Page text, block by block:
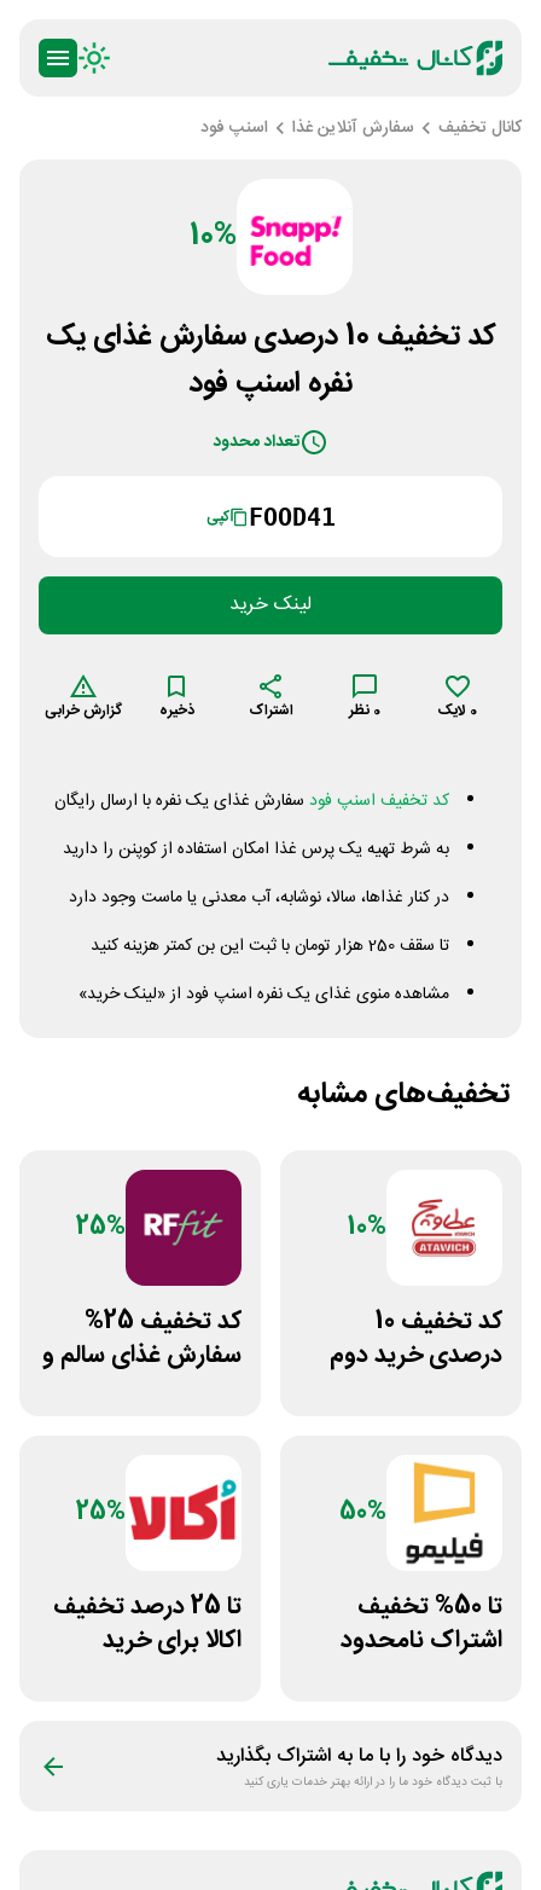
کانال تخفیف سفارش آنلاین غذا اسنپ فود
10%
کد تخفیف 10 درصدی سفارش غذای یک
نفره اسنپ فود
تعداد محدود
FOOD41 کپی
لینک خرید
0 لایک 0 نظر اشتراک ذخیره گزارش خرابی
کد تخفیف اسنپ فود سفارش غذای یک نفره با ارسال رایگان
به شرط تهیه یک پرس غذا امکان استفاده از کوپنن را دارید
در کنار غذاها، سالا، نوشابه، آب معدنی یا ماست وجود دارد
تا سقف 250 هزار تومان با ثبت این بن کمتر هزینه کنید
مشاهده منوی غذای یک نفره اسنپ فود از «لینک خرید»
تخفیف‌های مشابه
10%
کد تخفیف 10
درصدی خرید دوم
25%
کد تخفیف 25%
سفارش غذای سالم و
50%
تا 50% تخفیف
اشتراک نامحدود
25%
تا 25 درصد تخفیف
اکالا برای خرید
دیدگاه خود را با ما به اشتراک بگذارید
با ثبت دیدگاه خود ما را در ارائه بهتر خدمات یاری کنید